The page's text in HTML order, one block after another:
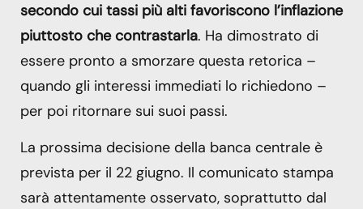
secondo cui tassi più alti favoriscono l’inflazione
piuttosto che contrastarla. Ha dimostrato di
essere pronto a smorzare questa retorica –
quando gli interessi immediati lo richiedono –
per poi ritornare sui suoi passi.
La prossima decisione della banca centrale è
prevista per il 22 giugno. Il comunicato stampa
sarà attentamente osservato, soprattutto dal